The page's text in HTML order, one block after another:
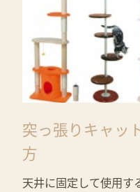
突っ張りキャッ
方
天井に固定して使用す